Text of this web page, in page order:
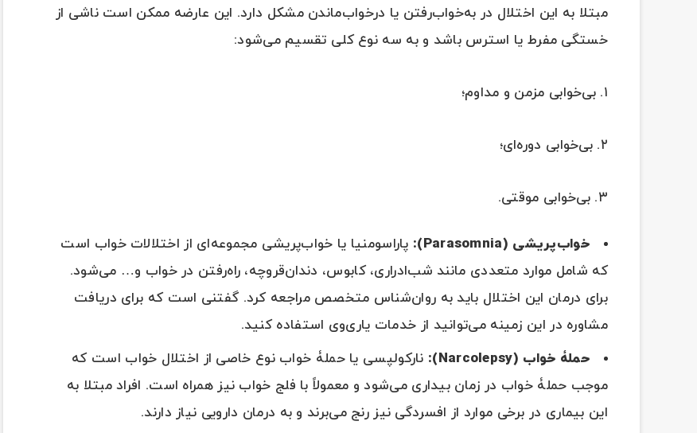
مبتلا به این اختلال در به‌خواب‌رفتن یا در‌خواب‌ماندن مشکل دارد. این عارضه ممکن است ناشی از
خستگی مفرط یا استرس باشد و به سه نوع کلی تقسیم می‌شود:
۱. بی‌خوابی مزمن و مداوم؛
۲. بی‌خوابی دوره‌ای؛
۳. بی‌خوابی موقتی.
خواب‌پریشی (Parasomnia
): پاراسومنیا یا خواب‌پریشی مجموعه‌ای از اختلالات خواب است
که شامل موارد متعددی مانند شب‌ادراری، کابوس‌، دندان‌قروچه، راه‌رفتن در خواب و… می‌شود.
برای درمان این اختلال باید به روان‌شناس متخصص مراجعه کرد. گفتنی است که برای دریافت
مشاوره در این زمینه می‌توانید از خدمات یاری‌وی استفاده کنید.
حملۀ خواب (Narcolepsy
): نارکولپسی یا حملۀ خواب نوع خاصی از اختلال خواب است که
موجب حملۀ خواب در زمان بیداری می‌شود و معمولاً با فلج‌ خواب نیز همراه است. افراد مبتلا به
این بیماری در برخی موارد از افسردگی نیز رنج می‌برند و به درمان دارویی نیاز دارند.